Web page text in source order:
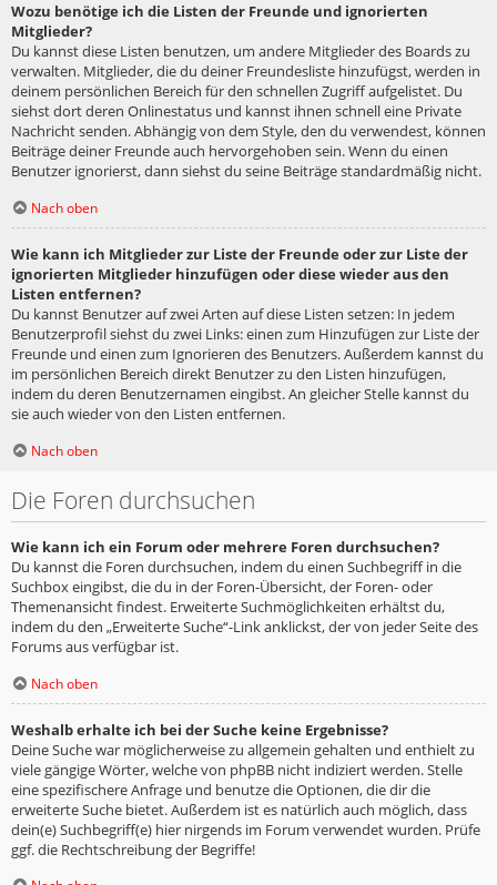
Wozu benötige ich die Listen der Freunde und ignorierten
Mitglieder?
Du kannst diese Listen benutzen, um andere Mitglieder des Boards zu
verwalten. Mitglieder, die du deiner Freundesliste hinzufügst, werden in
deinem persönlichen Bereich für den schnellen Zugriff aufgelistet. Du
siehst dort deren Onlinestatus und kannst ihnen schnell eine Private
Nachricht senden. Abhängig von dem Style, den du verwendest, können
Beiträge deiner Freunde auch hervorgehoben sein. Wenn du einen
Benutzer ignorierst, dann siehst du seine Beiträge standardmäßig nicht.
Nach oben
Wie kann ich Mitglieder zur Liste der Freunde oder zur Liste der
ignorierten Mitglieder hinzufügen oder diese wieder aus den
Listen entfernen?
Du kannst Benutzer auf zwei Arten auf diese Listen setzen: In jedem
Benutzerprofil siehst du zwei Links: einen zum Hinzufügen zur Liste der
Freunde und einen zum Ignorieren des Benutzers. Außerdem kannst du
im persönlichen Bereich direkt Benutzer zu den Listen hinzufügen,
indem du deren Benutzernamen eingibst. An gleicher Stelle kannst du
sie auch wieder von den Listen entfernen.
Nach oben
Die Foren durchsuchen
Wie kann ich ein Forum oder mehrere Foren durchsuchen?
Du kannst die Foren durchsuchen, indem du einen Suchbegriff in die
Suchbox eingibst, die du in der Foren-Übersicht, der Foren- oder
Themenansicht findest. Erweiterte Suchmöglichkeiten erhältst du,
indem du den „Erweiterte Suche“-Link anklickst, der von jeder Seite des
Forums aus verfügbar ist.
Nach oben
Weshalb erhalte ich bei der Suche keine Ergebnisse?
Deine Suche war möglicherweise zu allgemein gehalten und enthielt zu
viele gängige Wörter, welche von phpBB nicht indiziert werden. Stelle
eine spezifischere Anfrage und benutze die Optionen, die dir die
erweiterte Suche bietet. Außerdem ist es natürlich auch möglich, dass
dein(e) Suchbegriff(e) hier nirgends im Forum verwendet wurden. Prüfe
ggf. die Rechtschreibung der Begriffe!